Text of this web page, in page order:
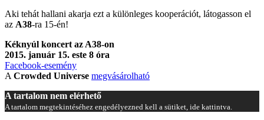
Aki tehát hallani akarja ezt a különleges kooperációt, látogasson el
az A38-ra 15-én!
Kéknyúl koncert az A38-on
2015. január 15. este 8 óra
Facebook-esemény
ACrowded Universe megvásárolható
A tartalom nem elérhető
A tartalom megtekintéséhez engedélyezned kell a sütiket, ide kattintva.